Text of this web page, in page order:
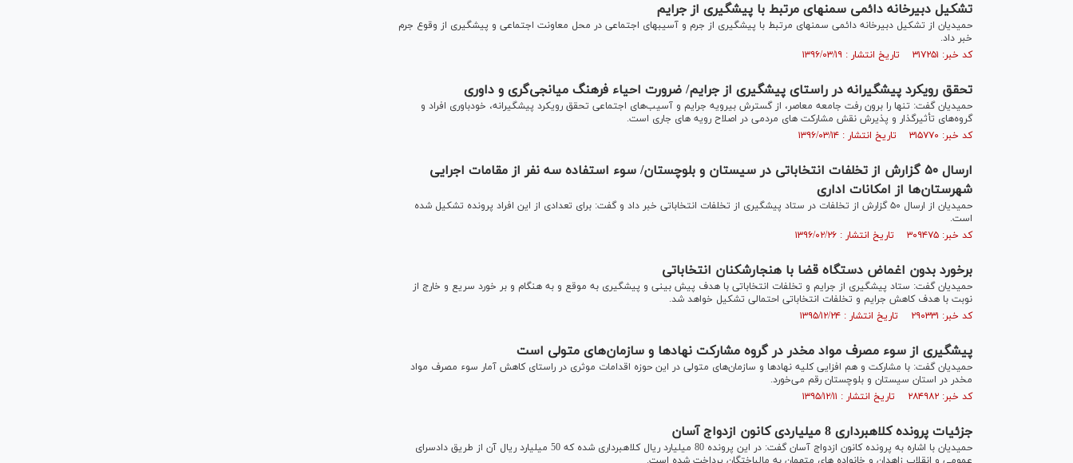
تشکیل دبیرخانه دائمی سمن‎های مرتبط با پیشگیری از جرایم
حمیدیان از تشکیل دبیرخانه دائمی سمن‎های مرتبط با پیشگیری از جرم و آسیب‎های اجتماعی در محل معاونت اجتماعی و پیشگیری از وقوع جرم
خبر داد.
کد خبر: ۳۱۷۲۵۱ تاریخ انتشار : ۱۳۹۶/۰۳/۱۹
تحقق رویکرد پیشگیرانه در راستای پیشگیری از جرایم/ ضرورت احیاء فرهنگ میانجی‌گری و داوری
حمیدیان گفت: تنها را برون رفت جامعه معاصر، از گسترش بی‎رویه جرایم و آسیب‌های اجتماعی تحقق رویکرد پیشگیرانه، خودباوری افراد و
گروه‌های تأثیرگذار و پذیرش نقش مشارکت های مردمی در اصلاح رویه های جاری است.
کد خبر: ۳۱۵۷۷۰ تاریخ انتشار : ۱۳۹۶/۰۳/۱۴
ارسال ۵۰ گزارش از تخلفات انتخاباتی در سیستان و بلوچستان/ سوء استفاده سه نفر از مقامات اجرایی
شهرستان‌ها از امکانات اداری
حمیدیان از ارسال ۵۰ گزارش از تخلفات در ستاد پیشگیری از تخلفات انتخاباتی خبر داد و گفت: برای تعدادی از این افراد پرونده تشکیل شده
است.
کد خبر: ۳۰۹۴۷۵ تاریخ انتشار : ۱۳۹۶/۰۲/۲۶
برخورد بدون اغماض دستگاه قضا با هنجارشکنان انتخاباتی
حمیدیان گفت: ستاد پیشگیری از جرایم و تخلفات انتخاباتی با هدف پیش بینی و پیشگیری به موقع و به هنگام و بر خورد سریع و خارج از
نوبت با هدف کاهش جرایم و تخلفات انتخاباتی احتمالی تشکیل خواهد شد.
کد خبر: ۲۹۰۳۳۱ تاریخ انتشار : ۱۳۹۵/۱۲/۲۴
پیشگیری از سوء مصرف مواد مخدر در گروه مشارکت نهادها و سازمان‌های متولی است
حمیدیان گفت: با مشارکت و هم افزایی کلیه نهادها و سازمان‌های متولی در این حوزه اقدامات موثری در راستای کاهش آمار سوء مصرف مواد
مخدر در استان سیستان و بلوچستان رقم می‌خورد.
کد خبر: ۲۸۴۹۸۲ تاریخ انتشار : ۱۳۹۵/۱۲/۱۱
جزئیات پرونده کلاهبرداری 8 میلیاردی کانون ازدواج آسان
حمیدیان با اشاره به پرونده کانون ازدواج آسان گفت: در این پرونده 80 میلیارد ریال کلاهبرداری شده که 50 میلیارد ریال آن از طریق دادسرای